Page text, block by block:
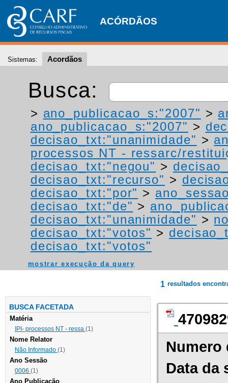
ACÓRDÃOS
Sistemas: Acordãos
Busca:
> ano_publicacao_s:"2007" >
ano_publicacao_s:"2007" >
decisao_txt:"unanimidade" >
processos NT - ressarc/
decisao_txt:"negou" >
decisao_txt:"recurso" >
decisao_txt:"por" >
decisao_txt:"de" >
decisao_txt:"unanimidade" >
decisao_txt:"votos" >
decisao_txt:"votos"
mostrar execução da query
BUSCA FACETADA
Matéria
IPI- processos NT - ressa (1)
Nome Relator
Não Informado (1)
Ano Sessão
0006 (1)
Ano Publicação
1 resultados
Numero
Data da